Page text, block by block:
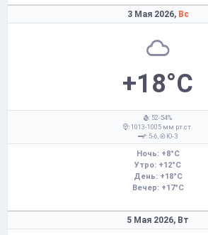
3 Мая 2026, Вс
+18°C
: 52-54%
: 1013-1005 мм рт.ст.
: 5-6,
Ю-З
Ночь: +8°C
Утро: +12°C
День: +18°C
Вечер: +17°C
5 Мая 2026, Вт